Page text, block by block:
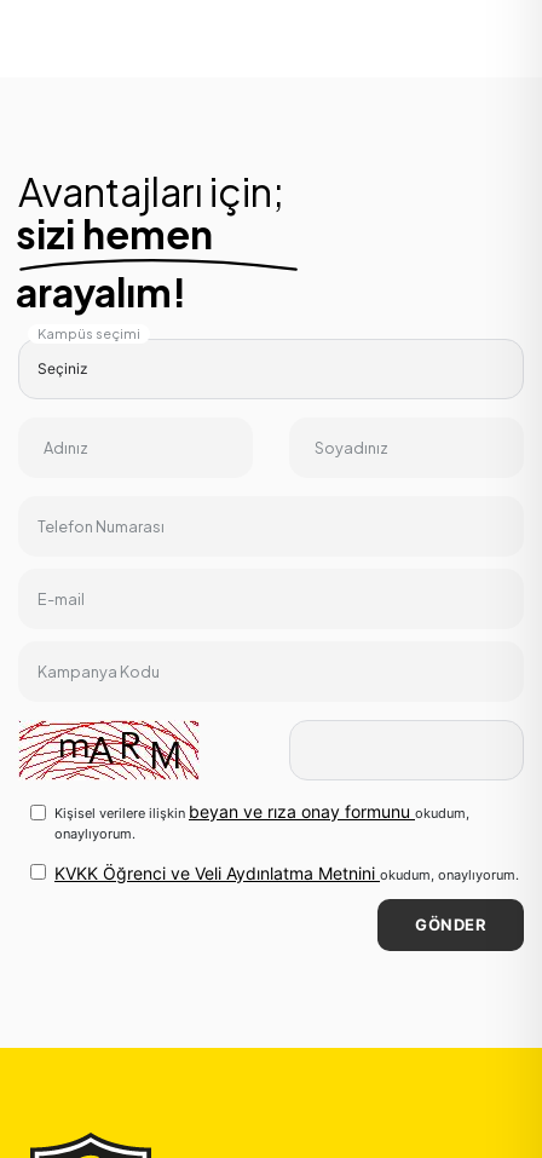
Avantajları için;
sizi hemen
arayalım!
Kampüs seçimi
Adınız Soyadınız
Telefon Numarası
E-mail
Kampanya Kodu
Kişisel verilere ilişkin beyan ve rıza onay formunu okudum,
onaylıyorum.
KVKK Öğrenci ve Veli Aydınlatma Metnini okudum, onaylıyorum.
GÖNDER